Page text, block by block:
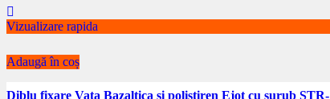
Vizualizare rapida
Adaugă în coș
Diblu fixare Vata Bazaltica si polistiren Ejot cu șurub STR-